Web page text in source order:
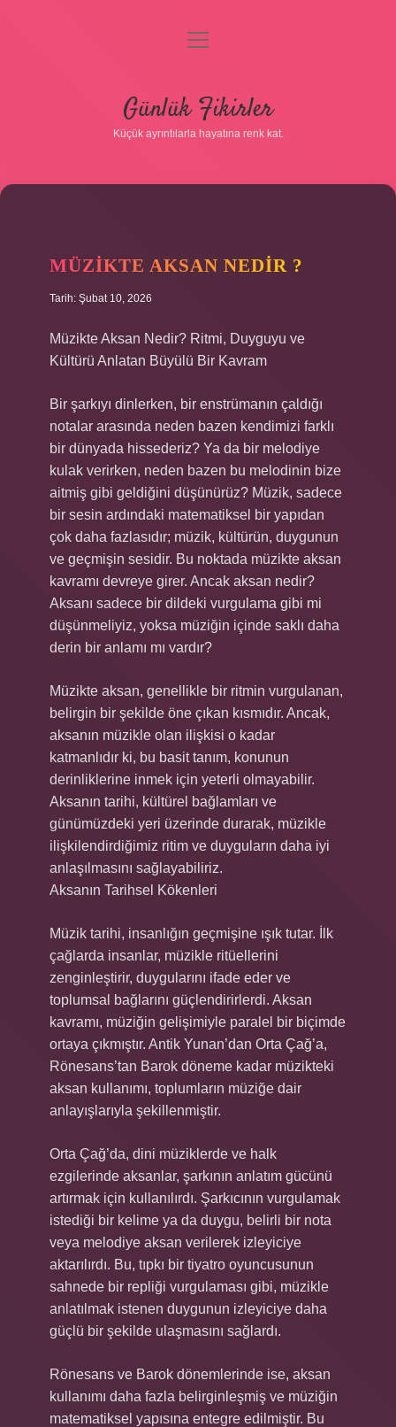
Gizlilik Politikası
Hakkımızda
menüyü
Günlük Fikirler
Küçük ayrıntılarla hayatına renk kat.
MÜZIKTE AKSAN NEDIR ?
Tarih: Şubat 10, 2026
Müzikte Aksan Nedir? Ritmi, Duyguyu ve
Kültürü Anlatan Büyülü Bir Kavram
Bir şarkıyı dinlerken, bir enstrümanın çaldığı
notalar arasında neden bazen kendimizi farklı
bir dünyada hissederiz? Ya da bir melodiye
kulak verirken, neden bazen bu melodinin bize
aitmiş gibi geldiğini düşünürüz? Müzik, sadece
bir sesin ardındaki matematiksel bir yapıdan
çok daha fazlasıdır; müzik, kültürün, duygunun
ve geçmişin sesidir. Bu noktada müzikte aksan
kavramı devreye girer. Ancak aksan nedir?
Aksanı sadece bir dildeki vurgulama gibi mi
düşünmeliyiz, yoksa müziğin içinde saklı daha
derin bir anlamı mı vardır?
Müzikte aksan, genellikle bir ritmin vurgulanan,
belirgin bir şekilde öne çıkan kısmıdır. Ancak,
aksanın müzikle olan ilişkisi o kadar
katmanlıdır ki, bu basit tanım, konunun
derinliklerine inmek için yeterli olmayabilir.
Aksanın tarihi, kültürel bağlamları ve
günümüzdeki yeri üzerinde durarak, müzikle
ilişkilendirdiğimiz ritim ve duyguların daha iyi
anlaşılmasını sağlayabiliriz.
Aksanın Tarihsel Kökenleri
Müzik tarihi, insanlığın geçmişine ışık tutar. İlk
çağlarda insanlar, müzikle ritüellerini
zenginleştirir, duygularını ifade eder ve
toplumsal bağlarını güçlendirirlerdi. Aksan
kavramı, müziğin gelişimiyle paralel bir biçimde
ortaya çıkmıştır. Antik Yunan’dan Orta Çağ’a,
Rönesans’tan Barok döneme kadar müzikteki
aksan kullanımı, toplumların müziğe dair
anlayışlarıyla şekillenmiştir.
Orta Çağ’da, dini müziklerde ve halk
ezgilerinde aksanlar, şarkının anlatım gücünü
artırmak için kullanılırdı. Şarkıcının vurgulamak
istediği bir kelime ya da duygu, belirli bir nota
veya melodiye aksan verilerek izleyiciye
aktarılırdı. Bu, tıpkı bir tiyatro oyuncusunun
sahnede bir repliği vurgulaması gibi, müzikle
anlatılmak istenen duygunun izleyiciye daha
güçlü bir şekilde ulaşmasını sağlardı.
Rönesans ve Barok dönemlerinde ise, aksan
kullanımı daha fazla belirginleşmiş ve müziğin
matematiksel yapısına entegre edilmiştir. Bu